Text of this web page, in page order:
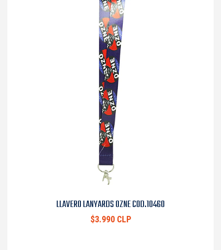
LLAVERO LANYARDS OZNE COD.10460
$3.990 CLP